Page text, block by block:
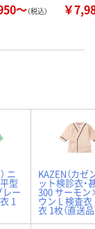
～（税込） ￥
ニ
型
ー
1
KAZEN（カゼ
ット検診衣・
300 サーモ
ウン L 検査衣
衣 1枚（直送品